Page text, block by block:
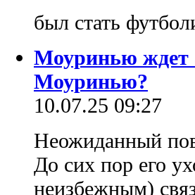
был стать
Моуринью ждет
Моуринью?
10.07.25 09:27
Неожиданный
До сих пор его
неизбежным)